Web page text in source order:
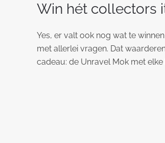
Win hét collectors
Yes, er valt ook nog wat te
met allerlei vragen. Dat
cadeau: de Unravel Mok met